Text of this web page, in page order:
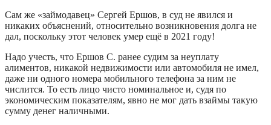
Сам же «займодавец» Сергей Ершов, в суд не явился и
никаких объяснений, относительно возникновения долга не
дал, поскольку этот человек умер ещё в 2021 году!
Надо учесть, что Ершов С. ранее судим за неуплату
алиментов, никакой недвижимости или автомобиля не имел,
даже ни одного номера мобильного телефона за ним не
числится. То есть лицо чисто номинальное и, судя по
экономическим показателям, явно не мог дать взаймы такую
сумму денег наличными.